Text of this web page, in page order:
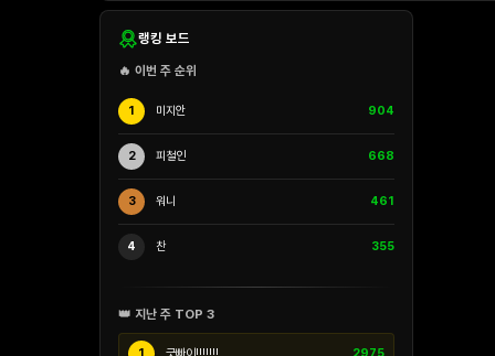
랭킹 보드
🔥 이번 주 순위
1 미지안 904
2 피철인 668
3 워니 461
4 찬 355
👑 지난 주 TOP 3
1 긋빠이!!!!!!! 2975